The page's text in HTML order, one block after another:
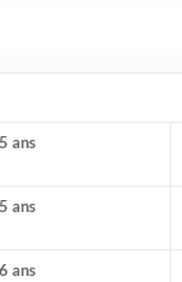
ans
ans
ans